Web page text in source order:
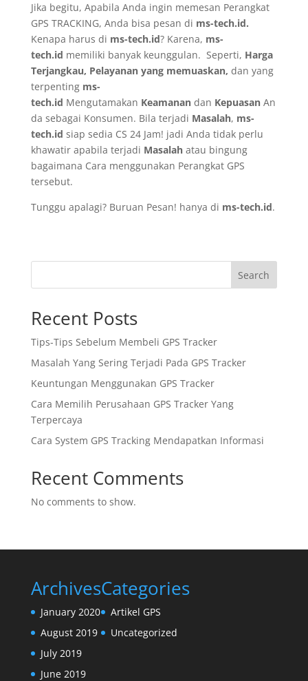
Jika begitu, Apabila Anda ingin memesan Perangkat
GPS TRACKING, Anda bisa pesan di ms-tech.id.
Kenapa harus di ms-tech.id? Karena, ms-
tech.id memiliki banyak keunggulan. Seperti, Harga
Terjangkau, Pelayanan yang memuaskan, dan yang
terpenting ms-
tech.id Mengutamakan Keamanan dan Kepuasan An
da sebagai Konsumen. Bila terjadi Masalah, ms-
tech.id siap sedia CS 24 Jam! jadi Anda tidak perlu
khawatir apabila terjadi Masalah atau bingung
bagaimana Cara menggunakan Perangkat GPS
tersebut.
Tunggu apalagi? Buruan Pesan! hanya di ms-tech.id.
Search
Recent Posts
Tips-Tips Sebelum Membeli GPS Tracker
Masalah Yang Sering Terjadi Pada GPS Tracker
Keuntungan Menggunakan GPS Tracker
Cara Memilih Perusahaan GPS Tracker Yang
Terpercaya
Cara System GPS Tracking Mendapatkan Informasi
Recent Comments
No comments to show.
Archives
January 2020
August 2019
July 2019
June 2019
Categories
Artikel GPS
Uncategorized